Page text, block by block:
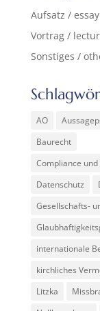
Aufsatz / essay
Vortrag /
Sonstiges /
AO
Baurecht
Compliance
Datenschutz
Gesellschafts-
internationale
kirchliches
Litzka